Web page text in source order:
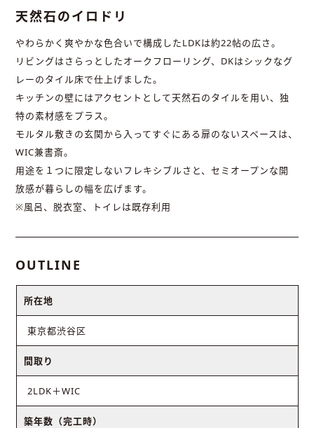
天然石のイロドリ
やわらかく爽やかな色合いで構成したLDKは約22帖の広さ。
リビングはさらっとしたオークフローリング、DKはシックなグ
レーのタイル床で仕上げました。
キッチンの壁にはアクセントとして天然石のタイルを用い、独
特の素材感をプラス。
モルタル敷きの玄関から入ってすぐにある扉のないスペースは、
WIC兼書斎。
用途を１つに限定しないフレキシブルさと、セミオープンな開
放感が暮らしの幅を広げます。
※風呂、脱衣室、トイレは既存利用
OUTLINE
所在地
東京都渋谷区
間取り
2LDK＋WIC
築年数（完工時）